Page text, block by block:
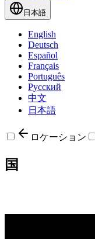
日本語
English
Deutsch
Español
Français
Português
Русский
中文
日本語
ロケーション
国